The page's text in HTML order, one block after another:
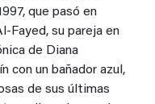
que pasó en
Fayed, su pareja en
de Diana
con un bañador azul,
de sus últimas